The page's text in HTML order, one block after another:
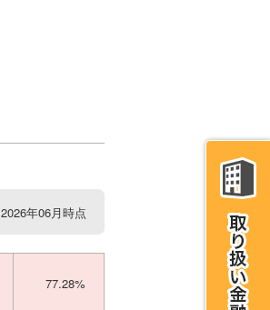
2026年06月時点
77.28%